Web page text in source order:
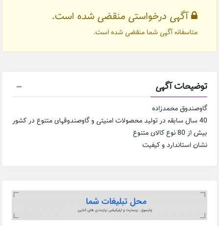
آگهی درخواستی منقضی شده است.
متاسفانه آگهی شما منقضی شده است.
توضیحات آگهی
گاوصندوق محمدزاده
40 سال سابقه در تولید محصولات امنیتی و گاوصندوقهای متنوع در کشور
بیش از 80 نوع کالای متنوع
نشان استاندارد و کیفیت